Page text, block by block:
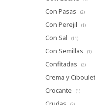
Con Pasas (2)
Con Perejil (1)
Con Sal (11)
Con Semillas (1)
Confitadas (2)
Crema y
Crocante (1)